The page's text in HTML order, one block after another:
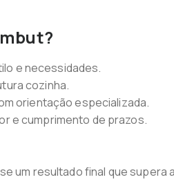
e necessidades.
cozinha.
orientação especializada.
e cumprimento de prazos.
um resultado final que supera